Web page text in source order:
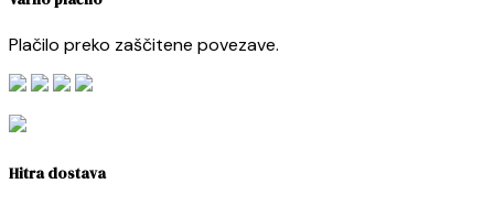
Plačilo preko zaščitene povezave.
Hitra dostava